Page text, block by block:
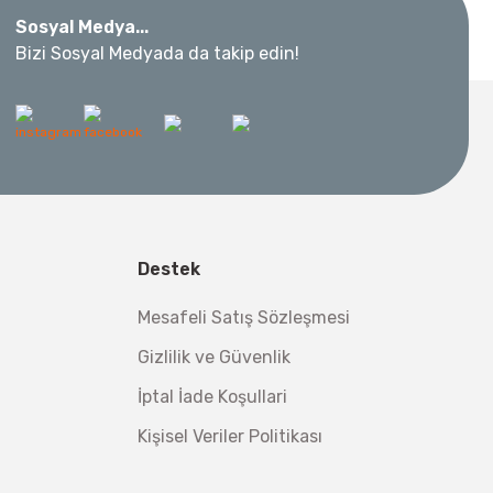
13 mm
50Mt
12 kVA
Sosyal Medya...
Bizi Sosyal Medyada da takip edin!
Destek
Mesafeli Satış Sözleşmesi
Gizlilik ve Güvenlik
İptal İade Koşullari
Kişisel Veriler Politikası